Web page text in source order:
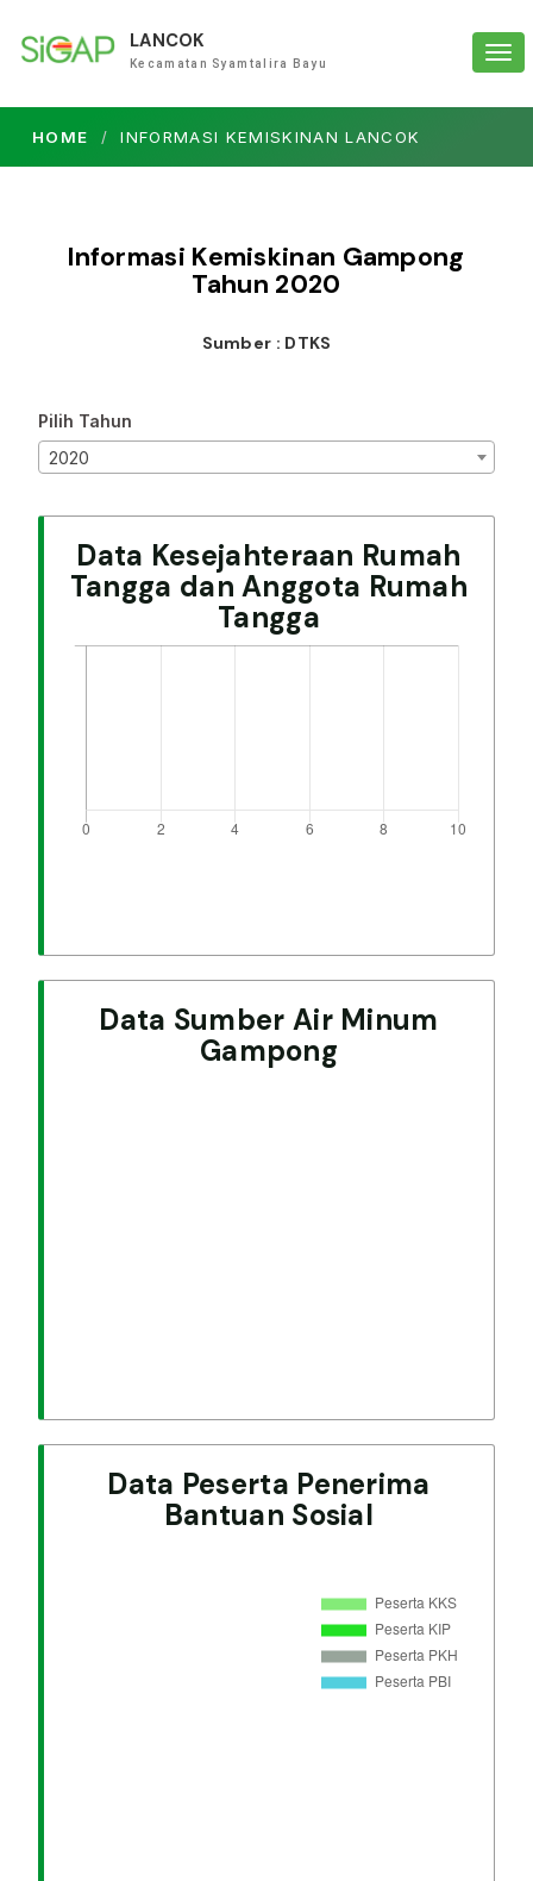
LANCOK
Kecamatan Syamtalira Bayu
HOME INFORMASI KEMISKINAN LANCOK
Informasi Kemiskinan Gampong
Tahun 2020
Sumber : DTKS
Pilih Tahun
2020
Data Kesejahteraan Rumah
Tangga dan Anggota Rumah
Tangga
Data Sumber Air Minum
Gampong
Data Peserta Penerima
Bantuan Sosial